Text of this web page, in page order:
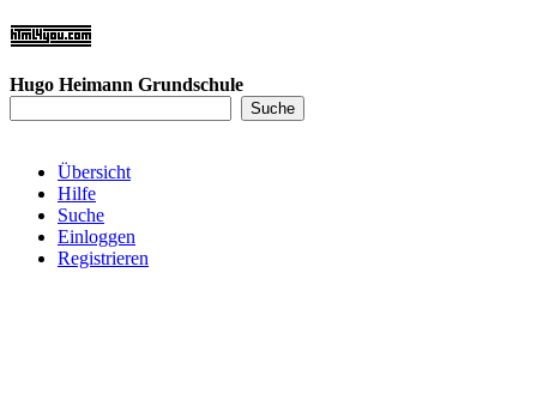
Hugo Heimann Grundschule
Übersicht
Hilfe
Suche
Einloggen
Registrieren